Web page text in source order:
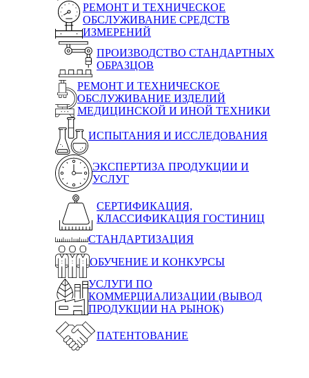
РЕМОНТ И ТЕХНИЧЕСКОЕ
ОБСЛУЖИВАНИЕ СРЕДСТВ
ИЗМЕРЕНИЙ
ПРОИЗВОДСТВО СТАНДАРТНЫХ
ОБРАЗЦОВ
РЕМОНТ И ТЕХНИЧЕСКОЕ
ОБСЛУЖИВАНИЕ ИЗДЕЛИЙ
МЕДИЦИНСКОЙ И ИНОЙ ТЕХНИКИ
ИСПЫТАНИЯ И ИССЛЕДОВАНИЯ
ЭКСПЕРТИЗА ПРОДУКЦИИ И
УСЛУГ
СЕРТИФИКАЦИЯ,
КЛАССИФИКАЦИЯ ГОСТИНИЦ
СТАНДАРТИЗАЦИЯ
ОБУЧЕНИЕ И КОНКУРСЫ
УСЛУГИ ПО
КОММЕРЦИАЛИЗАЦИИ (ВЫВОД
ПРОДУКЦИИ НА РЫНОК)
ПАТЕНТОВАНИЕ